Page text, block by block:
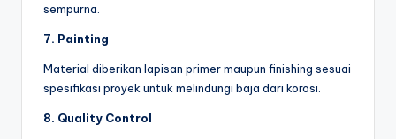
sempurna.
7. Painting
Material diberikan lapisan primer maupun finishing sesuai
spesifikasi proyek untuk melindungi baja dari korosi.
8. Quality Control